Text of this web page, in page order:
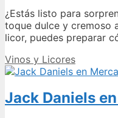
¿Estás listo para
toque dulce y cremoso
licor, puedes preparar
Categories
Vinos y Licores
Jack Daniels